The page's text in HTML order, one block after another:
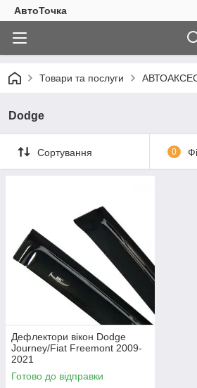
АвтоТочка
Товари та послуги
Dodge
Сортування 0
Дефлектори вікон Dodge
Journey/Fiat Freemont 2009-
2021
Готово до відправки